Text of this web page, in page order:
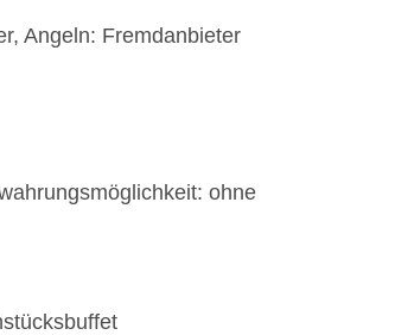
Angeln: Fremdanbieter
ohne